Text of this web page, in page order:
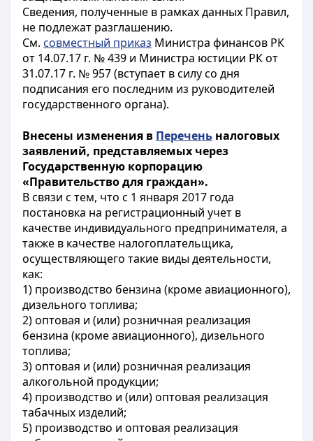
Сведения, полученные в рамках данных Правил,
не подлежат разглашению.
См. совместный приказ Министра финансов РК
от 14.07.17 г. № 439 и Министра юстиции РК от
31.07.17 г. № 957 (вступает в силу со дня
подписания его последним из руководителей
государственного органа).
Внесены изменения в Перечень налоговых
заявлений, представляемых через
Государственную корпорацию
«Правительство для граждан».
В связи с тем, что с 1 января 2017 года
постановка на регистрационный учет в
качестве индивидуального предпринимателя, а
также в качестве налогоплательщика,
осуществляющего такие виды деятельности,
как:
1) производство бензина (кроме авиационного),
дизельного топлива;
2) оптовая и (или) розничная реализация
бензина (кроме авиационного), дизельного
топлива;
3) оптовая и (или) розничная реализация
алкогольной продукции;
4) производство и (или) оптовая реализация
табачных изделий;
5) производство и оптовая реализация